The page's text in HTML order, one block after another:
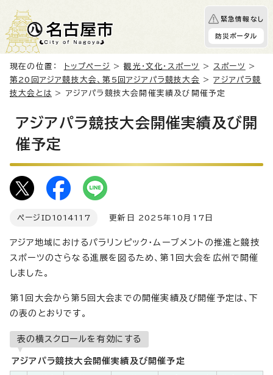
緊急情報なし
防災ポータル
現在の位置： トップページ >観光・文化・スポーツ > スポーツ
>
第20回アジア競技大会、第5回アジアパラ競技大会
>アジアパラ競
技大会とは > アジアパラ競技大会開催実績及び開催予定
アジアパラ競技大会開催実績及び開
催予定
ページID 1014117 更新日 2025年10月17日
アジア地域におけるパラリンピック・ムーブメントの推進と競技
スポーツのさらなる進展を図るため、第1回大会を広州で開催
しました。
第1回大会から第5回大会までの開催実績及び開催予定は、下
の表のとおりです。
表の横スクロールを有効にする
アジアパラ競技大会開催実績及び開催予定